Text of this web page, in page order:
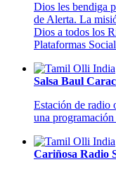
Dios les bendiga
de Alerta. La
Dios a todos los
Plataformas
Salsa Baul
Estación de radio
una programación
Cariñosa Radio